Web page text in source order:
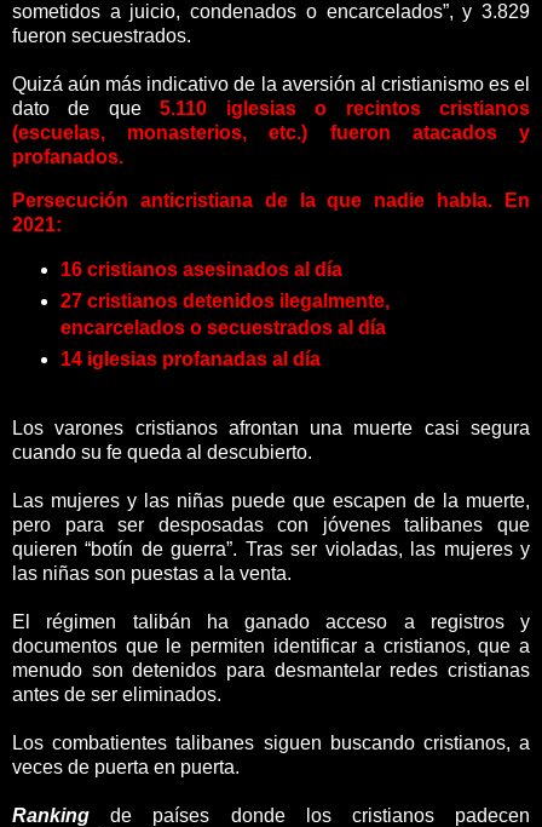
sometidos a juicio, condenados o encarcelados”, y 3.829
fueron secuestrados.
Quizá aún más indicativo de la aversión al cristianismo es el
dato de que5.110 iglesias o recintos cristianos
(escuelas, monasterios, etc.) fueron atacados y
profanados.
Persecución anticristiana de la que nadie habla. En
2021:
16 cristianos asesinados al día
27 cristianos detenidos ilegalmente,
encarcelados o secuestrados al día
14 iglesias profanadas al día
Los varones cristianos afrontan una muerte casi segura
cuando su fe queda al descubierto.
Las mujeres y las niñas puede que escapen de la muerte,
pero para ser desposadas con jóvenes talibanes que
quieren “botín de guerra”. Tras ser violadas, las mujeres y
las niñas son puestas a la venta.
El régimen talibán ha ganado acceso a registros y
documentos que le permiten identificar a cristianos, que a
menudo son detenidos para desmantelar redes cristianas
antes de ser eliminados.
Los combatientes talibanes siguen buscando cristianos, a
veces de puerta en puerta.
Ranking de países donde los cristianos padecen